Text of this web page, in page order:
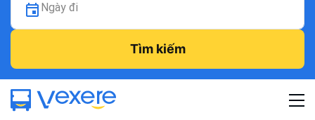
Ngày đi
Tìm kiếm